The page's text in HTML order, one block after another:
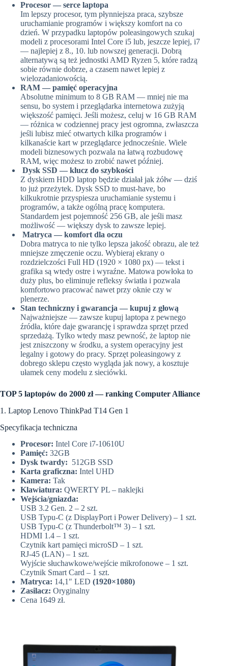
Procesor — serce laptopa
Im lepszy procesor, tym płynniejsza praca, szybsze
uruchamianie programów i większy komfort na co
dzień. W przypadku laptopów poleasingowych szukaj
modeli z procesorami Intel Core i5 lub, jeszcze lepiej, i7
— najlepiej z 8., 10. lub nowszej generacji. Dobrą
alternatywą są też jednostki AMD Ryzen 5, które radzą
sobie równie dobrze, a czasem nawet lepiej z
wielozadaniowością.
RAM — pamięć operacyjna
Absolutne minimum to 8 GB RAM — mniej nie ma
sensu, bo system i przeglądarka internetowa zużyją
większość pamięci. Jeśli możesz, celuj w 16 GB RAM
— różnica w codziennej pracy jest ogromna, zwłaszcza
jeśli lubisz mieć otwartych kilka programów i
kilkanaście kart w przeglądarce jednocześnie. Wiele
modeli biznesowych pozwala na łatwą rozbudowę
RAM, więc możesz to zrobić nawet później.
Dysk SSD — klucz do szybkości
Z dyskiem HDD laptop będzie działał jak żółw — dziś
to już przeżytek. Dysk SSD to must-have, bo
kilkukrotnie przyspiesza uruchamianie systemu i
programów, a także ogólną pracę komputera.
Standardem jest pojemność 256 GB, ale jeśli masz
możliwość — większy dysk to zawsze lepiej.
Matryca — komfort dla oczu
Dobra matryca to nie tylko lepsza jakość obrazu, ale też
mniejsze zmęczenie oczu. Wybieraj ekrany o
rozdzielczości Full HD (1920 × 1080 px) — tekst i
grafika są wtedy ostre i wyraźne. Matowa powłoka to
duży plus, bo eliminuje refleksy światła i pozwala
komfortowo pracować nawet przy oknie czy w
plenerze.
Stan techniczny i gwarancja — kupuj z głową
Najważniejsze — zawsze kupuj laptopa z pewnego
źródła, które daje gwarancję i sprawdza sprzęt przed
sprzedażą. Tylko wtedy masz pewność, że laptop nie
jest zniszczony w środku, a system operacyjny jest
legalny i gotowy do pracy. Sprzęt poleasingowy z
dobrego sklepu często wygląda jak nowy, a kosztuje
ułamek ceny modelu z sieciówki.
TOP 5 laptopów do 2000 zł — ranking Computer Alliance
1. Laptop Lenovo ThinkPad T14 Gen 1
Specyfikacja techniczna
Procesor: Intel Core i7-10610U
Pamięć: 32GB
Dysk twardy: 512GB SSD
Karta graficzna: Intel UHD
Kamera: Tak
Klawiatura: QWERTY PL – naklejki
Wejścia/gniazda:
USB 3.2 Gen. 2 – 2 szt.
USB Typu-C (z DisplayPort i Power Delivery) – 1 szt.
USB Typu-C (z Thunderbolt™ 3) – 1 szt.
HDMI 1.4 – 1 szt.
Czytnik kart pamięci microSD – 1 szt.
RJ-45 (LAN) – 1 szt.
Wyjście słuchawkowe/wejście mikrofonowe – 1 szt.
Czytnik Smart Card – 1 szt.
Matryca: 14,1″ LED (1920×1080)
Zasilacz: Oryginalny
Cena 1649 zł.